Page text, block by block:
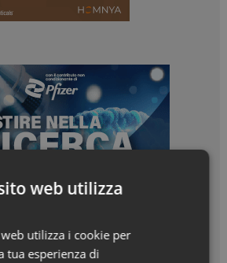
web utilizza
utilizza i cookie per
tua esperienza di